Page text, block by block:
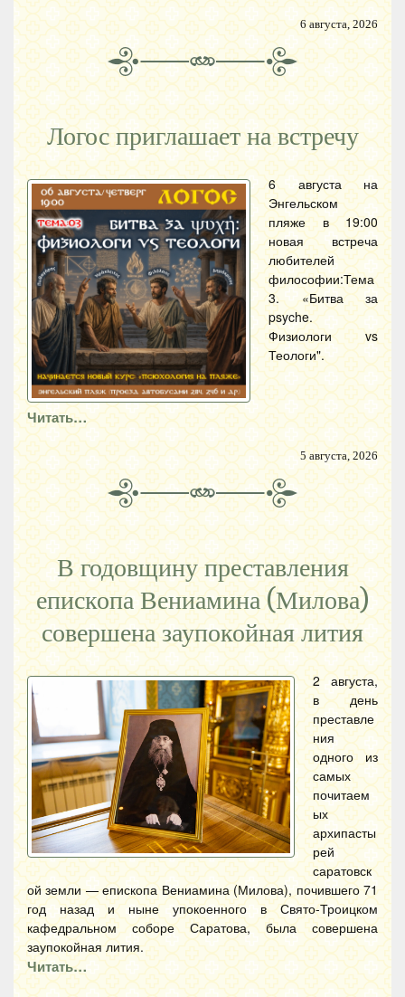
6 августа, 2026
Логос приглашает на встречу
6 августа на
Энгельском
пляже в 19:00
новая встреча
любителей
философии:Тема
3. «Битва за
psyche.
Физиологи vs
Теологи".
Читать…
5 августа, 2026
В годовщину преставления
епископа Вениамина (Милова)
совершена заупокойная лития
2 августа,
в день
преставле
ния
одного из
самых
почитаем
ых
архипасты
рей
саратовск
ой земли — епископа Вениамина (Милова), почившего 71
год назад и ныне упокоенного в Свято-Троицком
кафедральном соборе Саратова, была совершена
заупокойная лития.
Читать…